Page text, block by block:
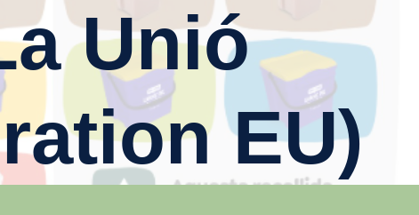
Unió
EU)